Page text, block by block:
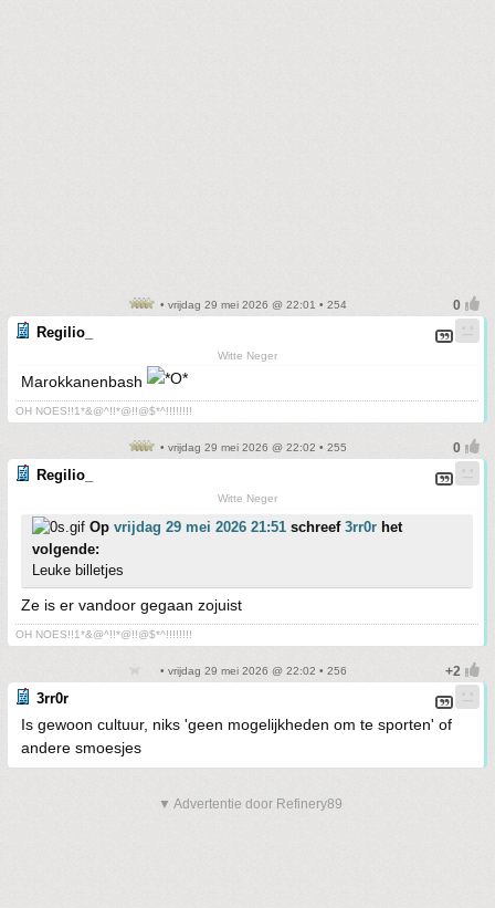
• vrijdag 29 mei 2026 @ 22:01 • 254
Regilio_
Witte Neger
Marokkanenbash
OH NOES!!1*&@^!!*@!!@$*^!!!!!!!!
• vrijdag 29 mei 2026 @ 22:02 • 255
Regilio_
Witte Neger
Op vrijdag 29 mei 2026 21:51 schreef 3rr0r het
volgende:
Leuke billetjes
Ze is er vandoor gegaan zojuist
OH NOES!!1*&@^!!*@!!@$*^!!!!!!!!
• vrijdag 29 mei 2026 @ 22:02 • 256
3rr0r
Is gewoon cultuur, niks 'geen mogelijkheden om te sporten' of
andere smoesjes
▼ Advertentie door Refinery89